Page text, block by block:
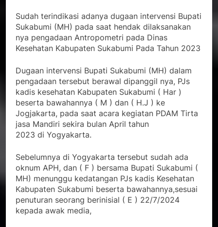
Sudah terindikasi adanya dugaan intervensi Bupati
Sukabumi (MH) pada saat hendak dilaksanakan
nya pengadaan Antropometri pada Dinas
Kesehatan Kabupaten Sukabumi Pada Tahun 2023
Dugaan intervensi Bupati Sukabumi (MH) dalam
pengadaan tersebut berawal dipanggil nya, PJs
kadis kesehatan Kabupaten Sukabumi ( Har )
beserta bawahannya ( M ) dan ( H.J ) ke
Jogjakarta, pada saat acara kegiatan PDAM Tirta
jasa Mandiri sekira bulan April tahun
2023 di Yogyakarta.
Sebelumnya di Yogyakarta tersebut sudah ada
oknum APH, dan ( F ) bersama Bupati Sukabumi (
MH) menunggu kedatangan PJs kadis Kesehatan
Kabupaten Sukabumi beserta bawahannya,sesuai
penuturan seorang berinisial ( E ) 22/7/2024
kepada awak media,